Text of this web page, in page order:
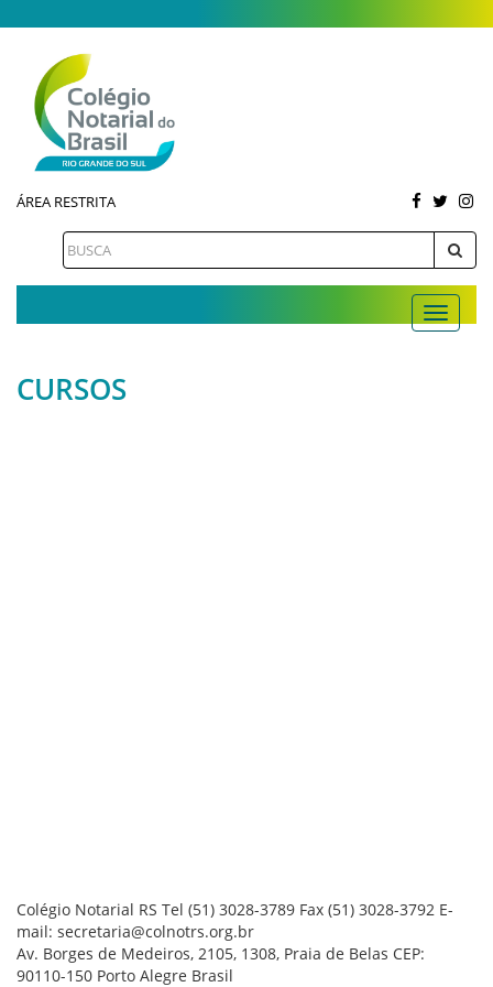
ÁREA RESTRITA
CURSOS
Colégio Notarial RS Tel (51) 3028-3789 Fax (51) 3028-3792 E-
mail: secretaria@colnotrs.org.br
Av. Borges de Medeiros, 2105, 1308, Praia de Belas CEP:
90110-150 Porto Alegre Brasil